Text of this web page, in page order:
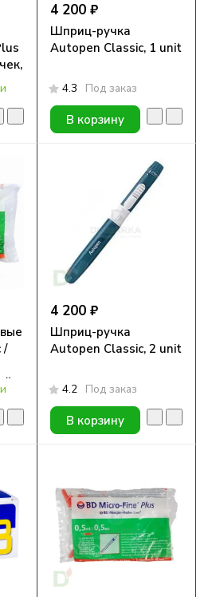
4 200 ₽
Шприц-ручка
Autopen Classic, 1 unit
4.3 Под заказ
В корзину
/
4 200 ₽
Шприц-ручка
Autopen Classic, 2 unit
4.2 Под заказ
В корзину